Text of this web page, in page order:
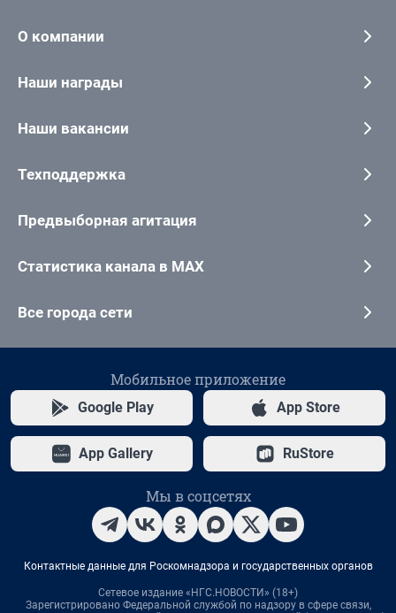
О компании
Наши награды
Наши вакансии
Техподдержка
Предвыборная агитация
Статистика канала в MAX
Все города сети
Мобильное приложение
Google Play App Store
App Gallery RuStore
Мы в соцсетях
Контактные данные для Роскомнадзора и государственных органов
Сетевое издание «НГС.НОВОСТИ» (18+)
Зарегистрировано Федеральной службой по надзору в сфере связи,